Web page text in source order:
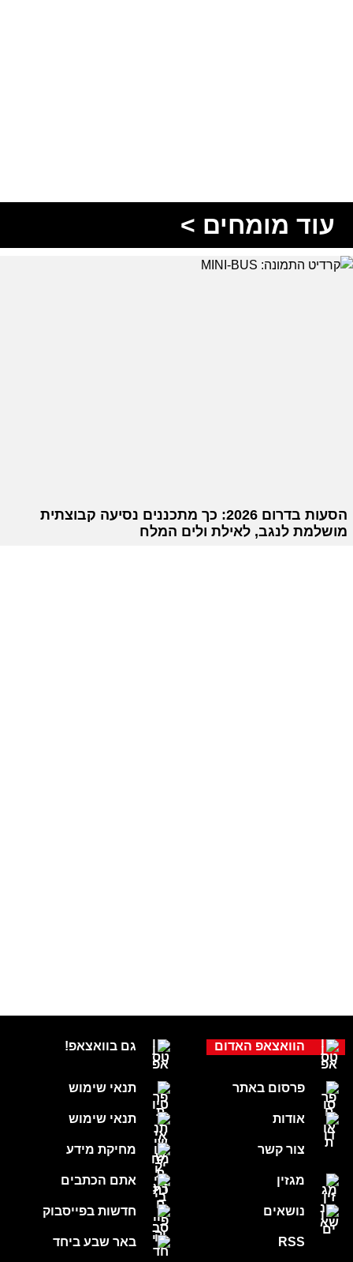
עוד מומחים >
הסעות בדרום 2026: כך מתכננים נסיעה קבוצתית
מושלמת לנגב, לאילת ולים המלח
גם בוואצאפ!
תנאי שימוש
תנאי שימוש
מחיקת מידע
אתם הכתבים
חדשות בפייסבוק
באר שבע ביחד
הוואצאפ האדום
פרסום באתר
אודות
צור קשר
מגזין
נושאים
RSS